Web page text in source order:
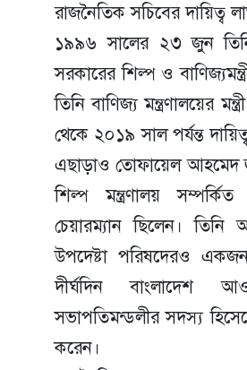
রাজনৈতিক সচিবের দায়িত্ব
১৯৯৬ সালের ২৩ জুন
সরকারের শিল্প ও
তিনি বাণিজ্য মন্ত্রণালয়ের
থেকে ২০১৯ সাল পর্যন্ত
এছাড়াও তোফায়েল আহমেদ
শিল্প মন্ত্রণালয় সম্পর্কিত
চেয়ারম্যান ছিলেন। তিনি
উপদেষ্টা পরিষদেরও
দীর্ঘদিন বাংলাদেশ
সভাপতিমন্ডলীর সদস্য
করেন।